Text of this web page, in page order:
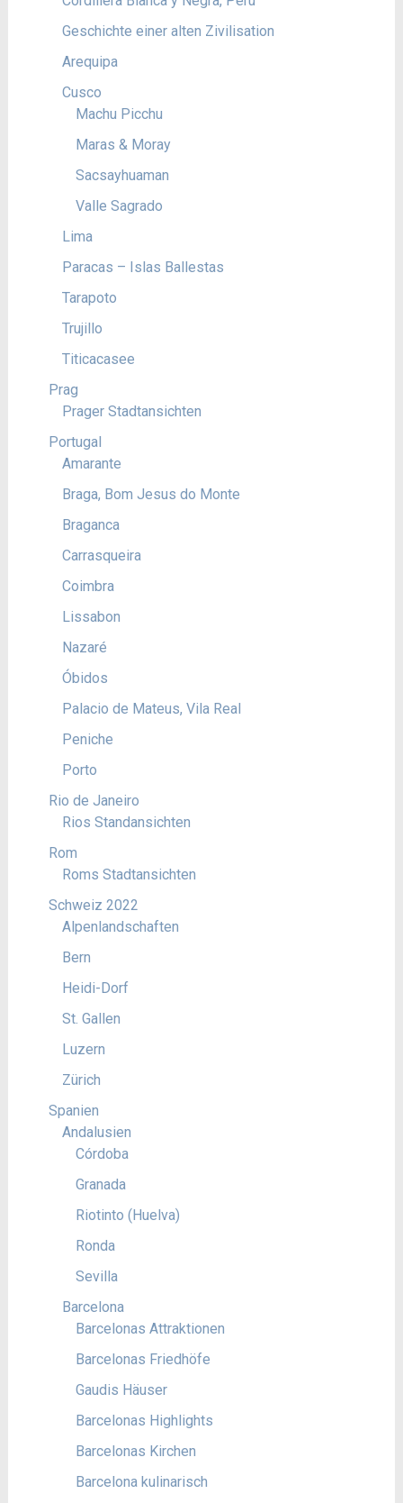
Geschichte einer alten Zivilisation
Arequipa
Cusco
Machu Picchu
Maras & Moray
Sacsayhuaman
Valle Sagrado
Lima
Paracas – Islas Ballestas
Tarapoto
Trujillo
Titicacasee
Prag
Prager Stadtansichten
Portugal
Amarante
Braga, Bom Jesus do Monte
Braganca
Carrasqueira
Coimbra
Lissabon
Nazaré
Óbidos
Palacio de Mateus, Vila Real
Peniche
Porto
Rio de Janeiro
Rios Standansichten
Rom
Roms Stadtansichten
Schweiz 2022
Alpenlandschaften
Bern
Heidi-Dorf
St. Gallen
Luzern
Zürich
Spanien
Andalusien
Córdoba
Granada
Riotinto (Huelva)
Ronda
Sevilla
Barcelona
Barcelonas Attraktionen
Barcelonas Friedhöfe
Gaudis Häuser
Barcelonas Highlights
Barcelonas Kirchen
Barcelona kulinarisch